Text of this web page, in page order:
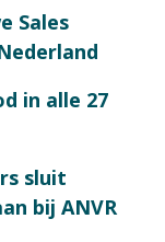
Sales
in alle 27
sluit
bij ANVR